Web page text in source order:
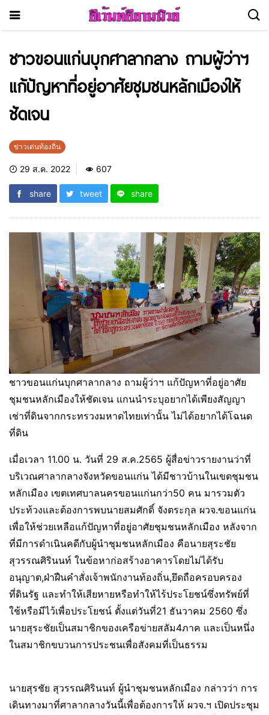
ชาวขอนแก่นบุกศาลากลาง ถามผู้ว่าฯ
แก้ปัญหาที่อยู่อาศัยชุมชนหลักเมืองให้
ชัดเจน
ข่าวเด่นท้องถิ่น
29 ส.ค. 2022 607
share tweet share
ชาวขอนแก่นบุกศาลากลาง ถามผู้ว่าฯ แก้ปัญหาที่อยู่อาศัย
ชุมชนหลักเมืองให้ชัดเจน แกนนำระบุอยากได้เพียงสัญญา
เช่าที่ดินจากกระทรวงมหาดไทยเท่านั้น ไม่ได้อยากได้โฉนด
ที่ดิน
เมื่อเวลา 11.00 น. วันที่ 29 ส.ค.2565 ผู้สื่อข่าวรายงานว่าที่
บริเวณศาลากลางจังหวัดขอนแก่น ได้มีชาวบ้านในเขตชุมชน
หลักเมือง เขตเทศบาลนครขอนแก่นกว่า50 คน มารวมตัว
ประท้วงและต้องการพบนายสมศักดิ์ จังตระกุล ผวจ.ขอนแก่น
เพื่อให้ช่วยเหลือแก้ปัญหาที่อยู่อาศัยชุมชนหลักเมือง หลังจาก
ที่มีการดำเนินคดีกับผู้นำชุมชนหลักเมือง คือนายสุระชัย
สุวรรณศิรินนท์ ในข้อหาก่อสร้างอาคารโดยไม่ได้รับ
อนุญาต,ฝ่าฝืนคำสั่งเจ้าพนักงานท้องถิ่น,ยึดถือครอบครอง
ที่ดินรัฐ และทำให้เสียหายหรือทำให้ไร้ประโยชน์ซึ่งทรัพย์ที่
ใช้หรือมีไว้เพื่อประโยชน์ ตั้งแต่วันที่21 ธันวาคม 2560 ซึ่ง
นายสุระชัยเป็นสมาชิกของเครือข่ายสลัม4ภาค และเป็นหนึ่ง
ในสมาชิกขบวนการประชนเพื่อสังคมที่เป็นธรรม
นายสุรชัย สุวรรณศิรินนท์ ผู้นำชุมชนหลักเมือง กล่าวว่า การ
เดินทางมาที่ศาลากลางวันนี้เพื่อต้องการให้ ผวจ.ฯ เปิดประชุม